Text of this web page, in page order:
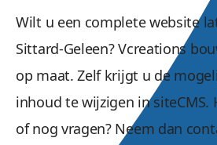
Wilt u een complete website
Sittard-Geleen? Vcreations
op maat. Zelf krijgt u de
inhoud te wijzigen in siteCMS.
of nog vragen? Neem dan